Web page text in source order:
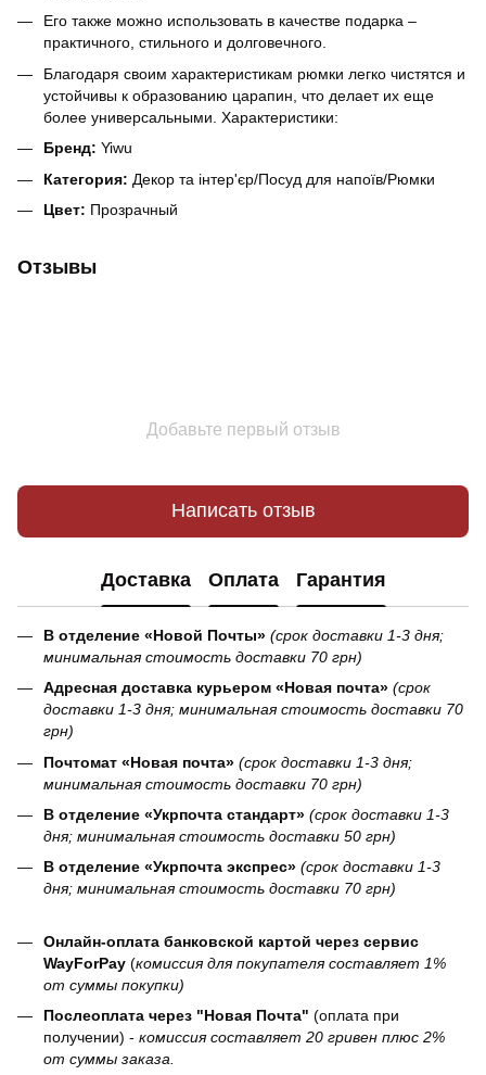
Его также можно использовать в качестве подарка –
практичного, стильного и долговечного.
Благодаря своим характеристикам рюмки легко чистятся и
устойчивы к образованию царапин, что делает их еще
более универсальными. Характеристики:
Бренд: Yiwu
Категория: Декор та інтер'єр/Посуд для напоїв/Рюмки
Цвет: Прозрачный
Отзывы
Добавьте первый отзыв
Написать отзыв
Доставка Оплата Гарантия
В отделение «Новой Почты» (срок доставки 1-3 дня;
минимальная стоимость доставки 70 грн)
Адресная доставка курьером «Новая почта» (срок
доставки 1-3 дня; минимальная стоимость доставки 70
грн)
Почтомат «Новая почта» (срок доставки 1-3 дня;
минимальная стоимость доставки 70 грн)
В отделение «Укрпочта стандарт» (срок доставки 1-3
дня; минимальная стоимость доставки 50 грн)
В отделение «Укрпочта экспрес» (срок доставки 1-3
дня; минимальная стоимость доставки 70 грн)
Онлайн-оплата банковской картой через сервис
WayForPay (комиссия для покупателя составляет 1%
от суммы покупки)
Послеоплата через "Новая Почта" (оплата при
получении) - комиссия составляет 20 гривен плюс 2%
от суммы заказа.